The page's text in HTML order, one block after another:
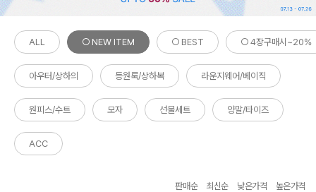
ALL ○ NEW ITEM ○ BEST ○ 4장구매시~20%
아우터/상하의 등원룩/상하복 라운지웨어/베이직
원피스/수트 모자 선물세트 양말/타이즈
ACC
판매순 최신순 낮은가격 높은가격